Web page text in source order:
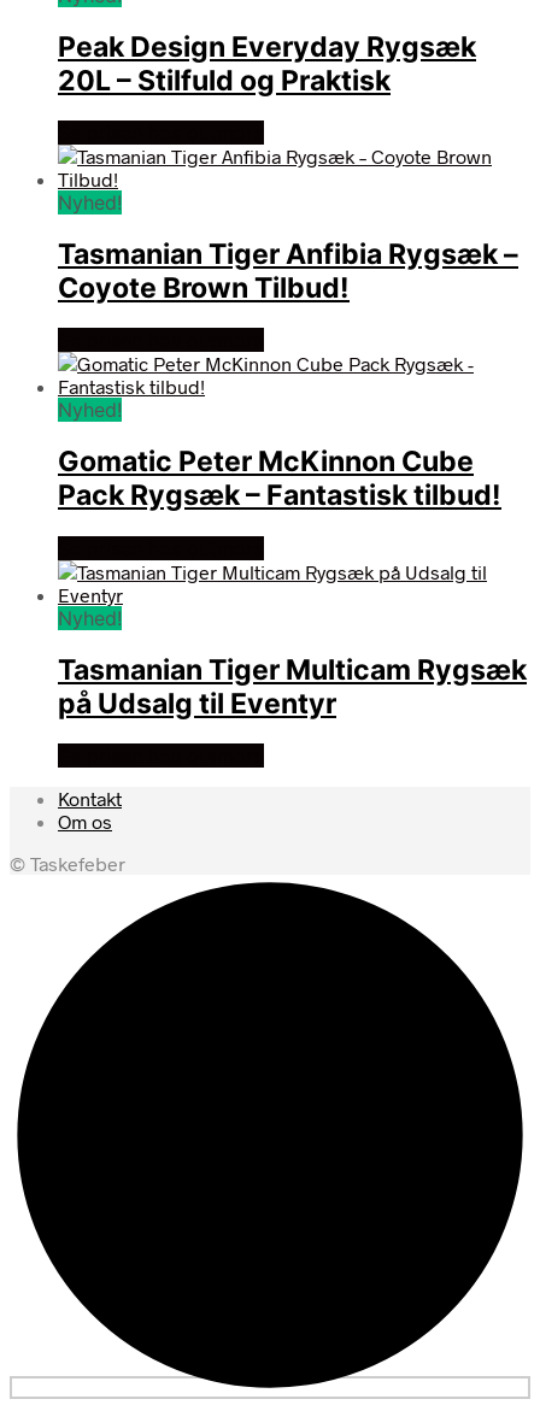
Peak Design Everyday Rygsæk
20L – Stilfuld og Praktisk
Nyhed!
Tasmanian Tiger Anfibia Rygsæk –
Coyote Brown Tilbud!
Nyhed!
Gomatic Peter McKinnon Cube
Pack Rygsæk – Fantastisk tilbud!
Nyhed!
Tasmanian Tiger Multicam Rygsæk
på Udsalg til Eventyr
Kontakt
Om os
© Taskefeber